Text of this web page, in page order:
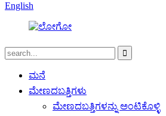
English
ಮನೆ
ಮೇಣದಬತ್ತಿಗಳು
ಮೇಣದಬತ್ತಿಗಳನ್ನು ಅಂಟಿಕೊಳ್ಳಿ